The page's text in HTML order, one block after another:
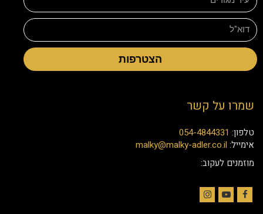
הצטרפות
שמרו על קשר
טלפון: 054-4844331
אימייל: malky@malky-adler.co.il
מוזמנים לעקוב: